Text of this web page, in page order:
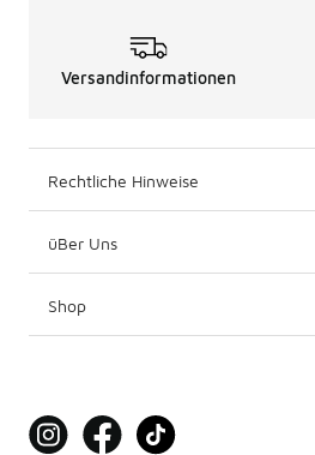
Versandinformationen
Rechtliche Hinweise
üBer Uns
Shop